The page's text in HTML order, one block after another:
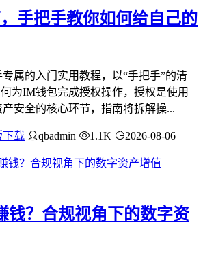
手把手教你如何给自己的
属的入门实用教程，以“手把手”的清
为IM钱包完成授权操作，授权是使用
安全的核心环节，指南将拆解操...
下载 qbadmin 1.1K 2026-08-06
钱？合规视角下的数字资